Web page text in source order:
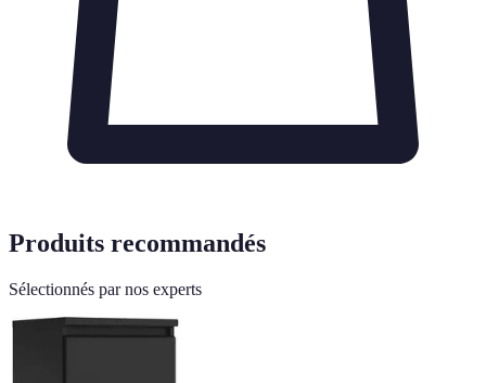
Produits recommandés
Sélectionnés par nos experts